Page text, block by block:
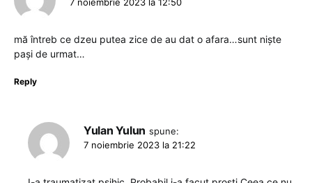
mă întreb ce dzeu putea zice de au dat o afara…sunt niște
pași de urmat…
Reply
Yulan Yulun spune:
7 noiembrie 2023 la 21:22